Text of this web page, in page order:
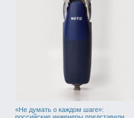
«Не думать о каждом шаге»: